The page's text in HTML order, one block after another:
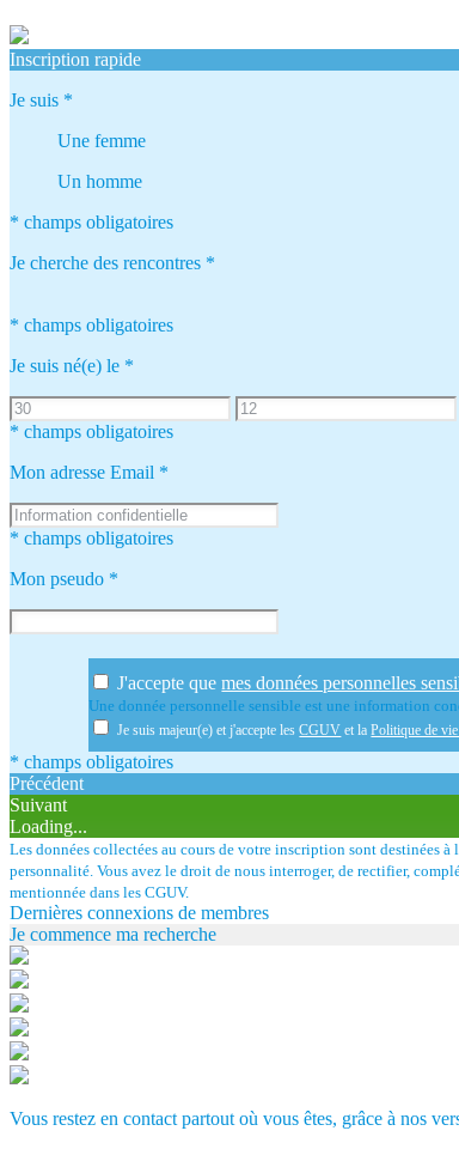
Inscription rapide
Je suis *
Une femme
Un homme
* champs obligatoires
Je cherche des rencontres *
* champs obligatoires
Je suis né(e) le *
* champs obligatoires
Mon adresse Email *
* champs obligatoires
Mon pseudo *
J'accepte quemes données personnelles
Une donnée personnelle sensible est une information
Je suis majeur(e) et j'accepte lesCGUV et laPolitique de
* champs obligatoires
Précédent
Suivant
Loading...
Les données collectées au cours de votre inscription sont destinées
personnalité. Vous avez le droit de nous interroger, de rectifier,
mentionnée dans les CGUV.
Dernières connexions de membres
Je commence ma recherche
Vous restez en contact partout où vous êtes, grâce à nos